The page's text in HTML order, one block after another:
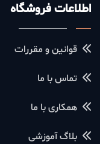
اطلاعات فروشگاه
قوانین و مقررات
تماس با ما
همکاری با ما
بلاگ آموزشی